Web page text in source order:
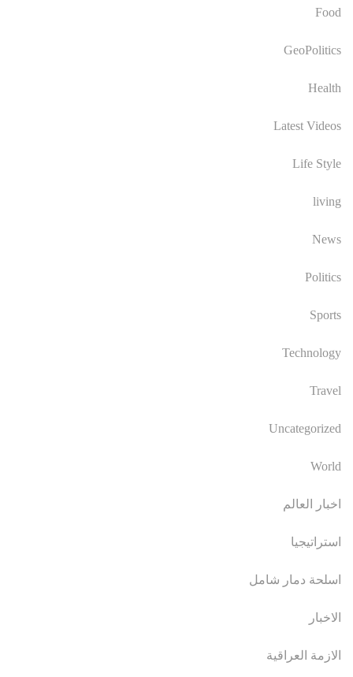
Food
GeoPolitics
Health
Latest Videos
Life Style
living
News
Politics
Sports
Technology
Travel
Uncategorized
World
اخبار العالم
استراتيجيا
اسلحة دمار شامل
الاخبار
الازمة العراقية